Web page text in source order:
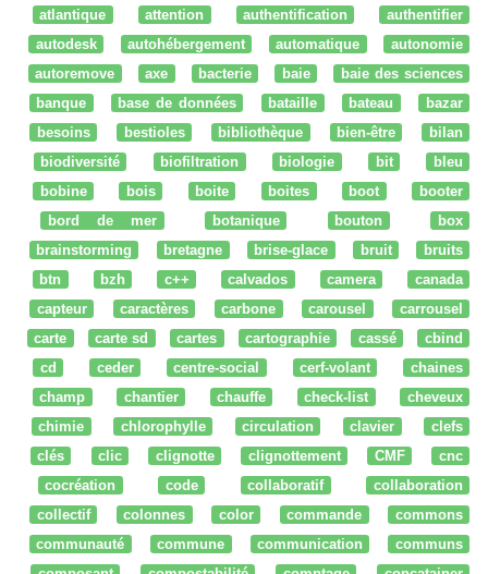
atlantique
attention authentification
authentifier
autodesk
autohébergement automatique
autonomie
autoremove
axe bacterie baie
baie des sciences
banque
base de données bataille bateau
bazar
besoins
bestioles bibliothèque bien-être
bilan
biodiversité
biofiltration biologie bit
bleu
bobine
bois boite boites boot
booter
bord de mer
botanique bouton
box
brainstorming
bretagne brise-glace bruit
bruits
btn
bzh c++ calvados camera
canada
capteur
caractères carbone carousel
carrousel
carte
carte sd cartes cartographie cassé
cbind
cd
ceder centre-social cerf-volant
chaines
champ
chantier chauffe check-list
cheveux
chimie
chlorophylle circulation clavier
clefs
clés
clic clignotte clignottement CMF
cnc
cocréation
code collaboratif
collaboration
collectif
colonnes color commande
commons
communauté
commune communication
communs